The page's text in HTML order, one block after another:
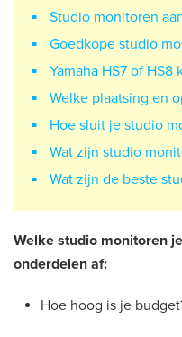
Studio monitoren
Goedkope studio
Yamaha HS7 of HS8
Welke plaatsing en
Hoe sluit je studio
Wat zijn studio
Wat zijn de beste
Welke studio monitoren
onderdelen af:
Hoe hoog is je